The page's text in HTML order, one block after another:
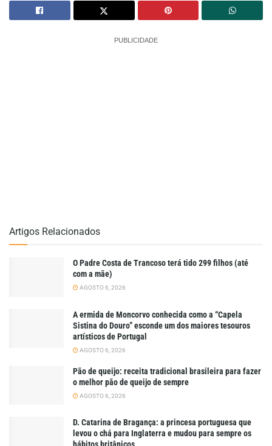
PUBLICIDADE
Artigos Relacionados
O Padre Costa de Trancoso terá tido 299 filhos (até
com a mãe)
AGOSTO 6, 2026
A ermida de Moncorvo conhecida como a “Capela
Sistina do Douro” esconde um dos maiores tesouros
artísticos de Portugal
AGOSTO 6, 2026
Pão de queijo: receita tradicional brasileira para fazer
o melhor pão de queijo de sempre
AGOSTO 6, 2026
D. Catarina de Bragança: a princesa portuguesa que
levou o chá para Inglaterra e mudou para sempre os